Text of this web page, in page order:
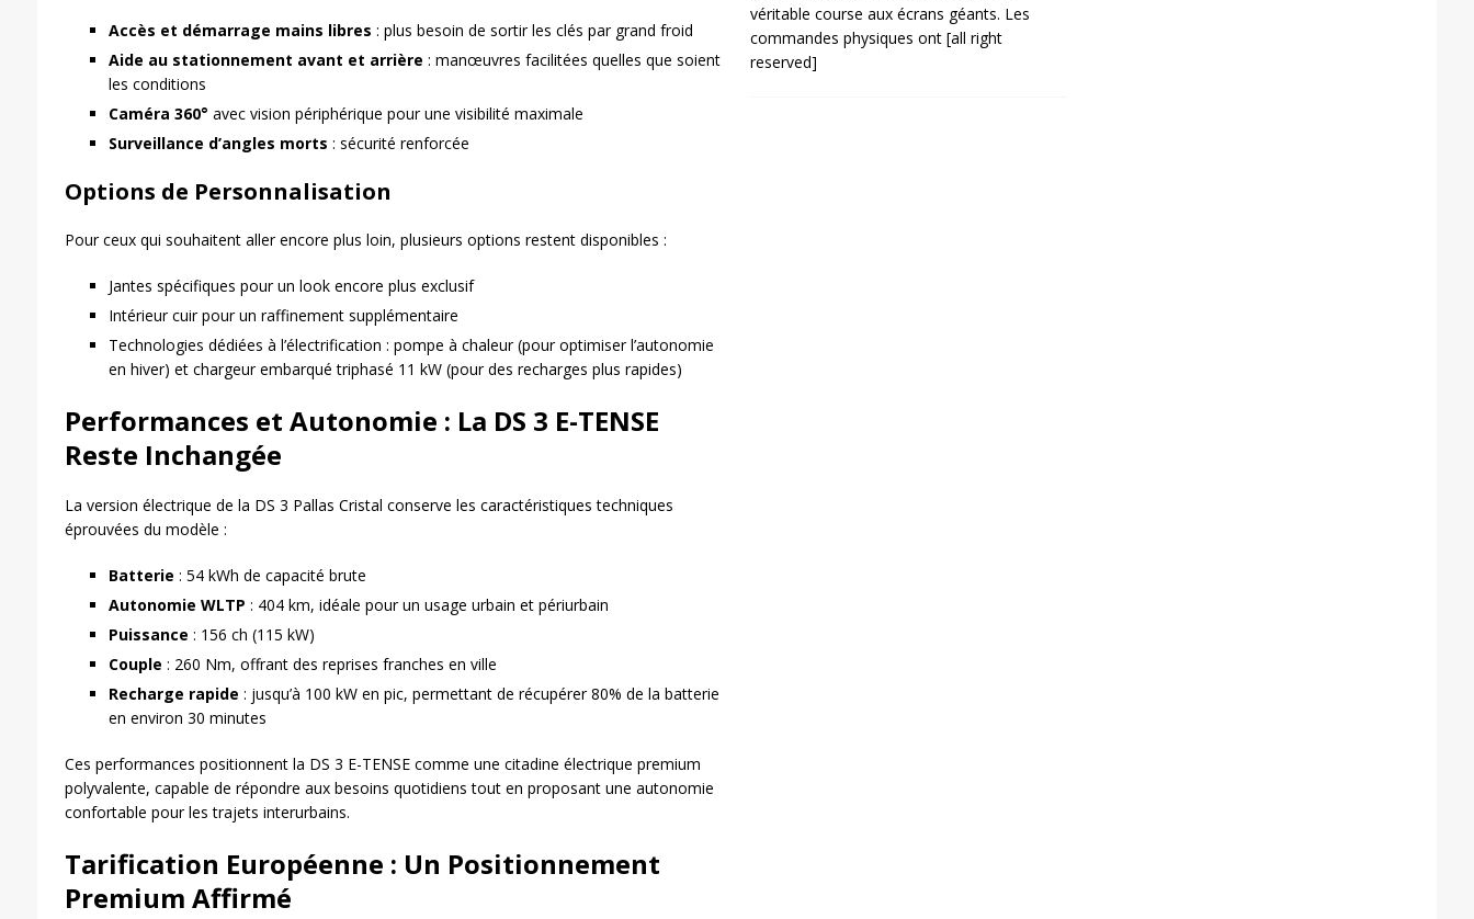
Accès et démarrage mains libres : plus besoin de sortir les clés par grand froid
Aide au stationnement avant et arrière : manœuvres facilitées quelles que soient
les conditions
Caméra 360° avec vision périphérique pour une visibilité maximale
Surveillance d’angles morts : sécurité renforcée
Options de Personnalisation
Pour ceux qui souhaitent aller encore plus loin, plusieurs options restent disponibles :
Jantes spécifiques pour un look encore plus exclusif
Intérieur cuir pour un raffinement supplémentaire
Technologies dédiées à l’électrification : pompe à chaleur (pour optimiser l’autonomie
en hiver) et chargeur embarqué triphasé 11 kW (pour des recharges plus rapides)
Performances et Autonomie : La DS 3 E-TENSE
Reste Inchangée
La version électrique de la DS 3 Pallas Cristal conserve les caractéristiques techniques
éprouvées du modèle :
Batterie : 54 kWh de capacité brute
Autonomie WLTP : 404 km, idéale pour un usage urbain et périurbain
Puissance : 156 ch (115 kW)
Couple : 260 Nm, offrant des reprises franches en ville
Recharge rapide : jusqu’à 100 kW en pic, permettant de récupérer 80% de la batterie
en environ 30 minutes
Ces performances positionnent la DS 3 E-TENSE comme une citadine électrique premium
polyvalente, capable de répondre aux besoins quotidiens tout en proposant une autonomie
confortable pour les trajets interurbains.
Tarification Européenne : Un Positionnement
Premium Affirmé
véritable course aux écrans géants. Les
commandes physiques ont [all right
reserved]